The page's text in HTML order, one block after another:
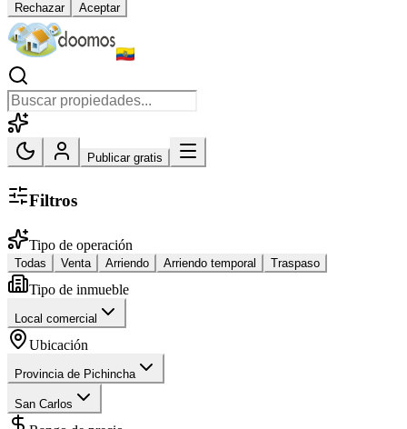
Rechazar Aceptar
Publicar gratis
Filtros
Tipo de operación
Todas Venta Arriendo Arriendo temporal Traspaso
Tipo de inmueble
Local comercial
Ubicación
Provincia de Pichincha
San Carlos